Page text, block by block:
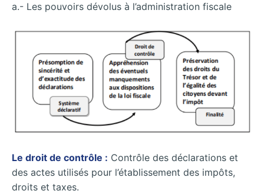
a.- Les pouvoirs dévolus à l’administration fiscale
Le droit de contrôle : Contrôle des déclarations et
des actes utilisés pour l’établissement des impôts,
droits et taxes.